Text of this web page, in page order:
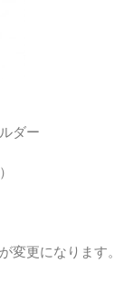
ダー
変更になります。